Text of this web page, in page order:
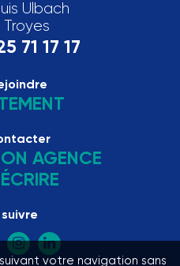
Ulbach
71 17 17
AGENCE
suivre
votre navigation sans